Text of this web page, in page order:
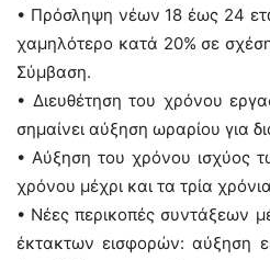
• Πρόσληψη νέων 18 έως 24
χαμηλότερο κατά 20% σε
Σύμβαση.
• Διευθέτηση του χρόνου
σημαίνει αύξηση ωραρίου για
• Αύξηση του χρόνου ισχύος
χρόνου μέχρι και τα τρία
• Νέες περικοπές συντάξεων
έκτακτων εισφορών: αύξηση